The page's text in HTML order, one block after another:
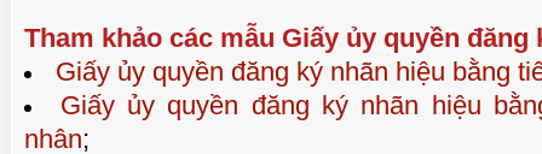
Tham khảo các mẫu Giấy ủy quyền đăng
Giấy ủy quyền đăng ký nhãn hiệu bằng
Giấy ủy quyền đăng ký nhãn hiệu
nhân;